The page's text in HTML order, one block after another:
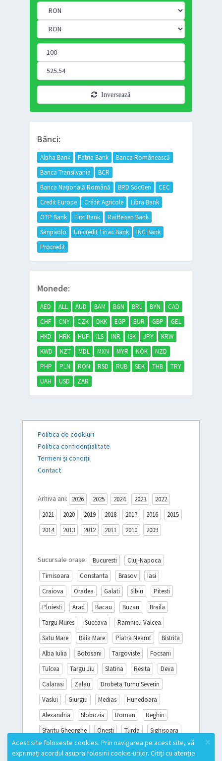
Inversează
Bănci:
Alpha Bank Patria Bank
Banca Românească
Banca Transilvania
BCR
Banca Națională Română
BRD SocGen
CEC
Credit Europe
Crédit Agricole
Libra Bank
OTP Bank
First Bank
Raiffeisen Bank
Sanpaolo
Unicredit Tiriac Bank
ING Bank
Procredit
Monede:
AED ALL AUD BAM BGN BRL BYN
CAD
CHF
CNY CZK DKK EGP EUR GBP
GEL
HKD
HRK HUF ILS INR ISK JPY
KRW
KWD
KZT MDL MXN MYR NOK
NZD
PHP
PLN RON RSD RUB SEK THB
TRY
UAH
USD ZAR
Politica de cookiuri
Politica confidențialitate
Termeni și condiții
Contact
Arhiva ani: 2026 2025 2024 2023
2022
2021
2020 2019 2018 2017 2016
2015
2014
2013 2012 2011 2010 2009
Sucursale orașe: Bucuresti
Cluj-Napoca
Timisoara
Constanta Brasov
Iasi
Craiova
Oradea Galati Sibiu
Pitesti
Ploiesti
Arad Bacau Buzau
Braila
Targu Mures
Suceava
Ramnicu Valcea
Satu Mare
Baia Mare Piatra Neamt
Bistrita
Alba Iulia
Botosani Targoviste
Focsani
Tulcea
Targu Jiu Slatina Resita
Deva
Calarasi
Zalau
Drobeta Turnu Severin
Vaslui
Giurgiu Medias
Hunedoara
Alexandria
Slobozia Roman
Reghin
Sfantu Gheorghe
Onesti Turda
Sighisoara
Miercurea Ciuc
Campina
Mioveni
×
Acest site foloseste cookies. Prin navigarea pe acest site, vă
exprimați acordul asupra folosirii cookie-urilor. Citiți cu atenție